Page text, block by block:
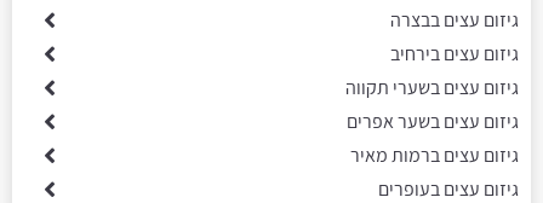
גיזום עצים בבצרה
גיזום עצים בירחיב
גיזום עצים בשערי תקווה
גיזום עצים בשער אפרים
גיזום עצים ברמות מאיר
גיזום עצים בעופרים